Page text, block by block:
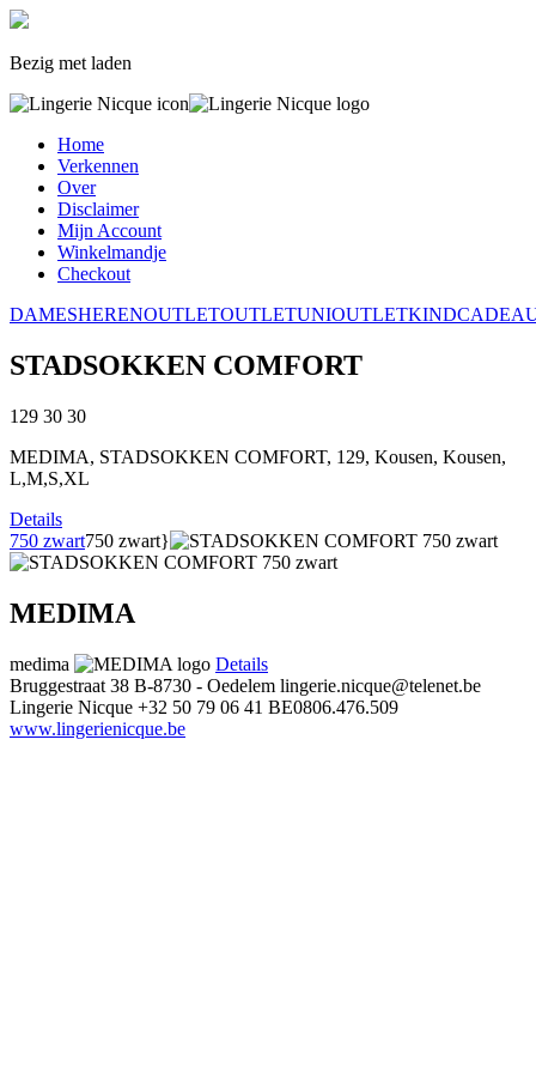
Bezig met laden
Home
Verkennen
Over
Disclaimer
Mijn Account
Winkelmandje
Checkout
DAMESHERENOUTLETOUTLETUNIOUTLETKIND
STADSOKKEN COMFORT
129 30 30
MEDIMA, STADSOKKEN COMFORT, 129, Kousen, Kousen,
L,M,S,XL
Details
750 zwart750 zwart}
MEDIMA
medima
Details
Bruggestraat 38 B-8730 - Oedelem lingerie.nicque@telenet.be
Lingerie Nicque +32 50 79 06 41 BE0806.476.509
www.lingerienicque.be